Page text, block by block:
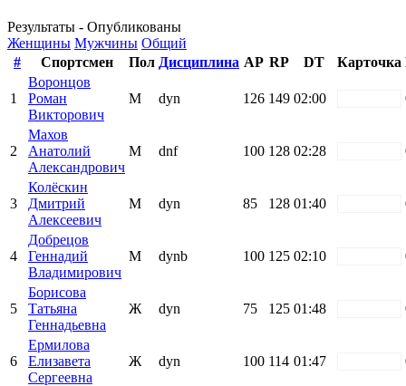
Результаты - Опубликованы
Женщины Мужчины Общий
#
Спортсмен Пол Дисциплина AP RP DT Карточка
1
Воронцов
Роман
Викторович
М dyn 126 149 02:00
2
Махов
Анатолий
Александрович
М dnf 100 128 02:28
3
Колёскин
Дмитрий
Алексеевич
М dyn 85 128 01:40
4
Добрецов
Геннадий
Владимирович
М dynb 100 125 02:10
5
Борисова
Татьяна
Геннадьевна
Ж dyn 75 125 01:48
6
Ермилова
Елизавета
Сергеевна
Ж dyn 100 114 01:47